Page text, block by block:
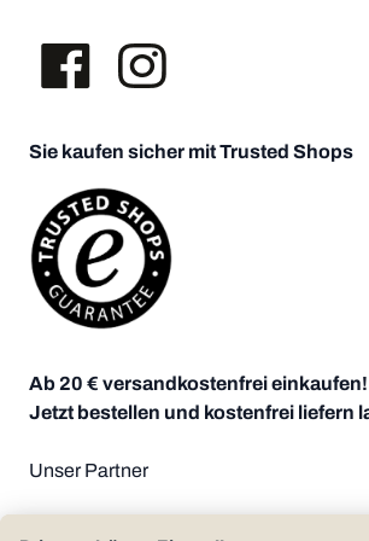
Sie kaufen sicher mit Trusted Shops
Ab 20 € versandkostenfrei einkaufen!
Jetzt bestellen und kostenfrei liefern
Unser Partner